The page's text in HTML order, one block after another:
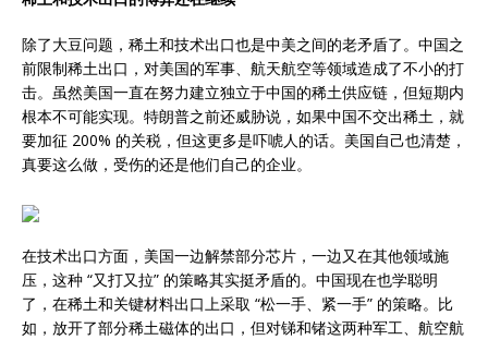
除了大豆问题，稀土和技术出口也是中美之间的老矛盾了。中国之
前限制稀土出口，对美国的军事、航天航空等领域造成了不小的打
击。虽然美国一直在努力建立独立于中国的稀土供应链，但短期内
根本不可能实现。特朗普之前还威胁说，如果中国不交出稀土，就
要加征 200% 的关税，但这更多是吓唬人的话。美国自己也清楚，
真要这么做，受伤的还是他们自己的企业。
在技术出口方面，美国一边解禁部分芯片，一边又在其他领域施
压，这种 “又打又拉” 的策略其实挺矛盾的。中国现在也学聪明
了，在稀土和关键材料出口上采取 “松一手、紧一手” 的策略。比
如，放开了部分稀土磁体的出口，但对锑和锗这两种军工、航空航